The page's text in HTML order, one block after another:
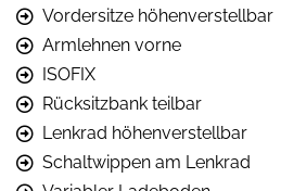
Vordersitze höhenverstellbar
Armlehnen vorne
ISOFIX
Rücksitzbank teilbar
Lenkrad höhenverstellbar
Schaltwippen am Lenkrad